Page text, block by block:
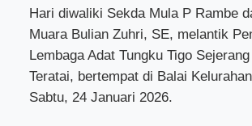
Hari diwaliki Sekda Mula P Rambe
Muara Bulian Zuhri, SE, melantik
Lembaga Adat Tungku Tigo
Teratai, bertempat di Balai
Sabtu, 24 Januari 2026.